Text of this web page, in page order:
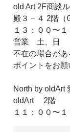
old Art 2F商談
殿３－４ 2階（
１３：００〜
営業 土、日
不在の場合が
ポイントをお願
North by oldArt
oldArt 2階
１１：００〜